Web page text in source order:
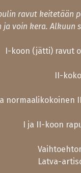
ravut keitetään
voin kera. Alkuun
I-koon (jätti) ravut
II-
normaalikokoinen
I ja II-koon
Latva-